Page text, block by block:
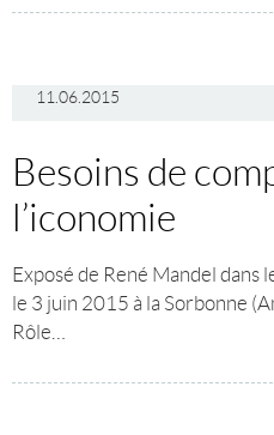
11.06.2015
Besoins de
l’iconomie
Exposé de René Mandel dans
le 3 juin 2015 à la Sorbonne
Rôle…